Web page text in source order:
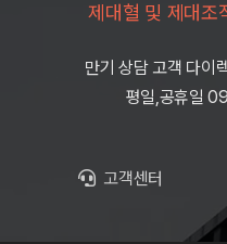
제대혈 및 제대조
만기 상담 고객 다이
평일,공휴일
고객센터